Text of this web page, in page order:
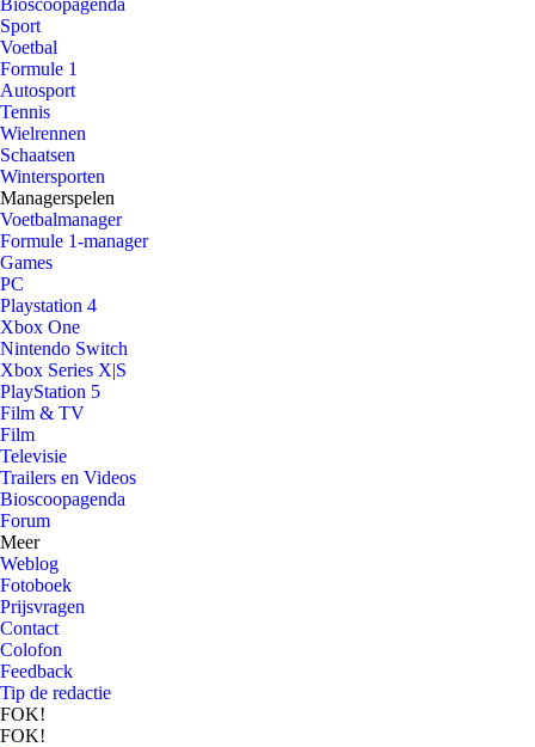
Bioscoopagenda
Sport
Voetbal
Formule 1
Autosport
Tennis
Wielrennen
Schaatsen
Wintersporten
Managerspelen
Voetbalmanager
Formule 1-manager
Games
PC
Playstation 4
Xbox One
Nintendo Switch
Xbox Series X|S
PlayStation 5
Film & TV
Film
Televisie
Trailers en Videos
Bioscoopagenda
Forum
Meer
Weblog
Fotoboek
Prijsvragen
Contact
Colofon
Feedback
Tip de redactie
FOK!
FOK!